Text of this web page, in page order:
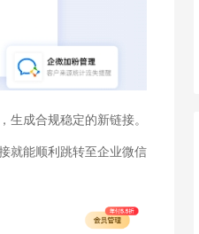
生成合规稳定的新链接。
就能顺利跳转至企业微信